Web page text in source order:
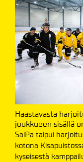
Haastavasta
joukkueen sisällä
SaiPa taipui
kotona
kyseisestä